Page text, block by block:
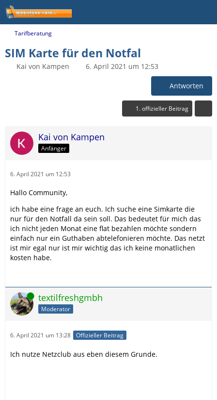
Tarifberatung
SIM Karte für den Notfal
Kai von Kampen 6. April 2021 um 12:53
Antworten
1. offizieller Beitrag
Kai von Kampen
Anfänger
6. April 2021 um 12:53
Hallo Community,
ich habe eine frage an euch. Ich suche eine Simkarte die
nur für den Notfall da sein soll. Das bedeutet für mich das
ich nicht jeden Monat eine flat bezahlen möchte sondern
einfach nur ein Guthaben abtelefonieren möchte. Das netzt
ist mir egal nur ist mir wichtig das ich keine monatlichen
kosten habe.
Online textilfreshgmbh
Moderator
6. April 2021 um 13:28 Offizieller Beitrag
Ich nutze Netzclub aus eben diesem Grunde.